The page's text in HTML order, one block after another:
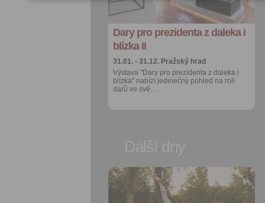
Dary pro prezidenta z daleka i
blízka II
31.01. - 31.12. Pražský hrad
Výstava "Dary pro prezidenta z daleka i
blízka" nabízí jedinečný pohled na roli
darů ve svě…
export do
Více výhod pro
přihlášené
Přidat do
oblíbených